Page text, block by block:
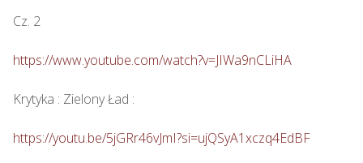
Cz. 2
https://www.youtube.com/watch?v=JIWa9nCLiHA
Krytyka : Zielony Ład :
https://youtu.be/5jGRr46vJmI?si=ujQSyA1xczq4EdBF